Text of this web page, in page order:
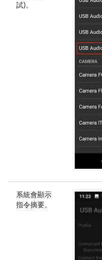
試)。
系統會顯示
指令摘要。